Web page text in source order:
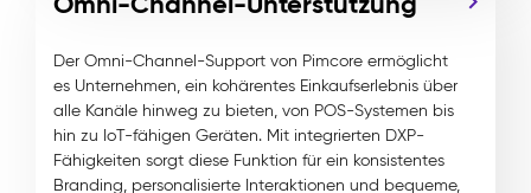
Der Omni-Channel-Support von Pimcore ermöglicht
es Unternehmen, ein kohärentes Einkaufserlebnis über
alle Kanäle hinweg zu bieten, von POS-Systemen bis
hin zu IoT-fähigen Geräten. Mit integrierten DXP-
Fähigkeiten sorgt diese Funktion für ein konsistentes
Branding, personalisierte Interaktionen und bequeme,